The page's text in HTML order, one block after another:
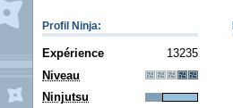
Profil Ninja:
Expérience
13235
Niveau
Ninjutsu